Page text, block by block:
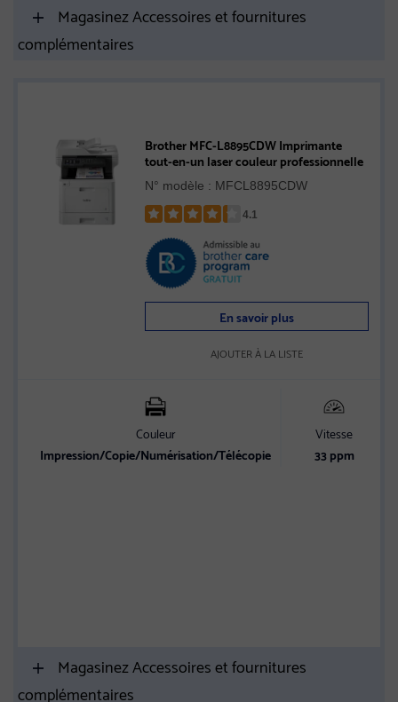
Magasinez Accessoires et fournitures
complémentaires
Brother MFC-L8895CDW Imprimante
tout-en-un laser couleur professionnelle
N° modèle : MFCL8895CDW
4.1
4.1
out
of
5
En savoir plus
AJOUTER À LA LISTE
Couleur
Impression/Copie/Numérisation/Télécopie
Vitesse
33 ppm
Magasinez Accessoires et fournitures
complémentaires